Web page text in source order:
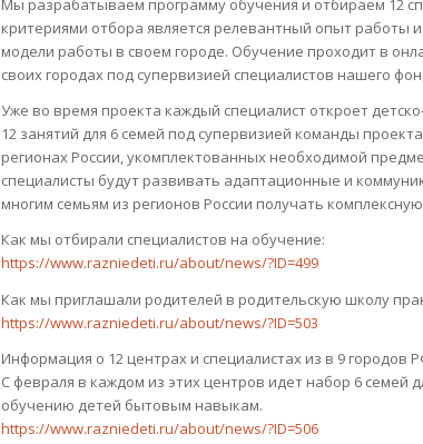
Мы разрабатываем программу обучения и отбираем 12
критериями отбора является релевантный опыт
модели работы в своем городе. Обучение проходит в
своих городах под супервизией специалистов нашего
Уже во время проекта каждый специалист откроет
12 занятий для 6 семей под супервизией команды
регионах России, укомплектованных необходимой
специалисты будут развивать адаптационные и
многим семьям из регионов России получать
Как мы отбирали специалистов на обучение:
https://www.razniedeti.ru/about/news/?ID=499
Как мы приглашали родителей в родительскую школу
https://www.razniedeti.ru/about/news/?ID=503
Информация о 12 центрах и специалистах из в 9 городов
С февраля в каждом из этих центров идет набор 6 семей
обучению детей бытовым навыкам.
https://www.razniedeti.ru/about/news/?ID=506